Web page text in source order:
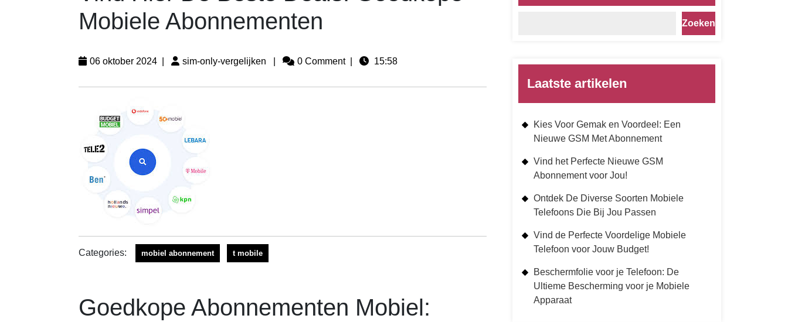
Mobiele Abonnementen
06 oktober 2024 sim-only-vergelijken 0 Comment 15:58
Categories: mobiel abonnement t mobile
Goedkope Abonnementen Mobiel:
Zoeken
Laatste artikelen
Kies Voor Gemak en Voordeel: Een
Nieuwe GSM Met Abonnement
Vind het Perfecte Nieuwe GSM
Abonnement voor Jou!
Ontdek De Diverse Soorten Mobiele
Telefoons Die Bij Jou Passen
Vind de Perfecte Voordelige Mobiele
Telefoon voor Jouw Budget!
Beschermfolie voor je Telefoon: De
Ultieme Bescherming voor je Mobiele
Apparaat